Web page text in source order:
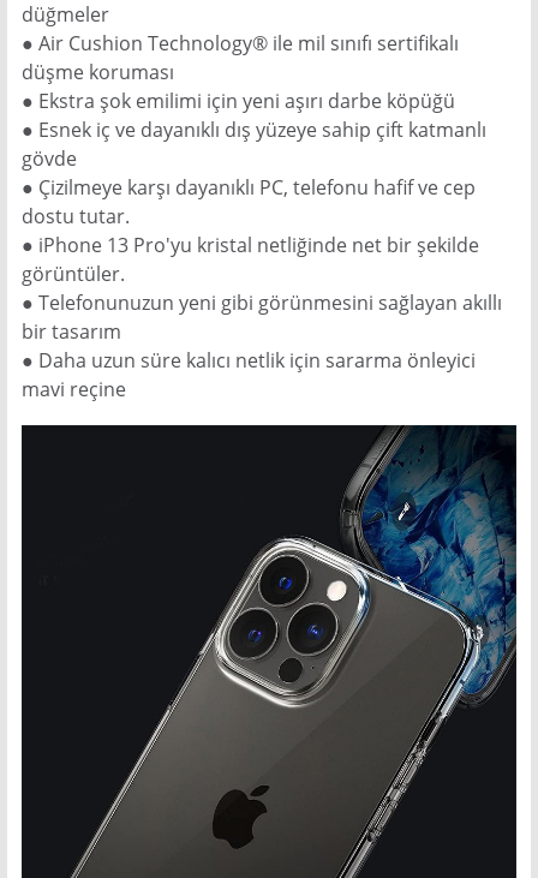
düğmeler
● Air Cushion Technology® ile mil sınıfı sertifikalı
düşme koruması
● Ekstra şok emilimi için yeni aşırı darbe köpüğü
● Esnek iç ve dayanıklı dış yüzeye sahip çift katmanlı
gövde
● Çizilmeye karşı dayanıklı PC, telefonu hafif ve cep
dostu tutar.
● iPhone 13 Pro'yu kristal netliğinde net bir şekilde
görüntüler.
● Telefonunuzun yeni gibi görünmesini sağlayan akıllı
bir tasarım
● Daha uzun süre kalıcı netlik için sararma önleyici
mavi reçine